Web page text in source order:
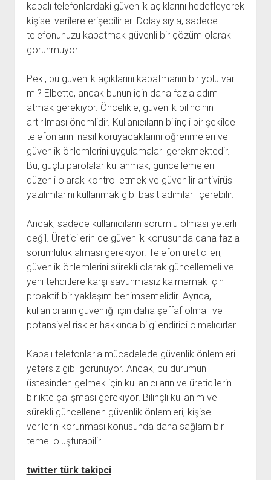
kapalı telefonlardaki güvenlik açıklarını hedefleyerek
kişisel verilere erişebilirler. Dolayısıyla, sadece
telefonunuzu kapatmak güvenli bir çözüm olarak
görünmüyor.
Peki, bu güvenlik açıklarını kapatmanın bir yolu var
mı? Elbette, ancak bunun için daha fazla adım
atmak gerekiyor. Öncelikle, güvenlik bilincinin
artırılması önemlidir. Kullanıcıların bilinçli bir şekilde
telefonlarını nasıl koruyacaklarını öğrenmeleri ve
güvenlik önlemlerini uygulamaları gerekmektedir.
Bu, güçlü parolalar kullanmak, güncellemeleri
düzenli olarak kontrol etmek ve güvenilir antivirüs
yazılımlarını kullanmak gibi basit adımları içerebilir.
Ancak, sadece kullanıcıların sorumlu olması yeterli
değil. Üreticilerin de güvenlik konusunda daha fazla
sorumluluk alması gerekiyor. Telefon üreticileri,
güvenlik önlemlerini sürekli olarak güncellemeli ve
yeni tehditlere karşı savunmasız kalmamak için
proaktif bir yaklaşım benimsemelidir. Ayrıca,
kullanıcıların güvenliği için daha şeffaf olmalı ve
potansiyel riskler hakkında bilgilendirici olmalıdırlar.
Kapalı telefonlarla mücadelede güvenlik önlemleri
yetersiz gibi görünüyor. Ancak, bu durumun
üstesinden gelmek için kullanıcıların ve üreticilerin
birlikte çalışması gerekiyor. Bilinçli kullanım ve
sürekli güncellenen güvenlik önlemleri, kişisel
verilerin korunması konusunda daha sağlam bir
temel oluşturabilir.
twitter türk takipci